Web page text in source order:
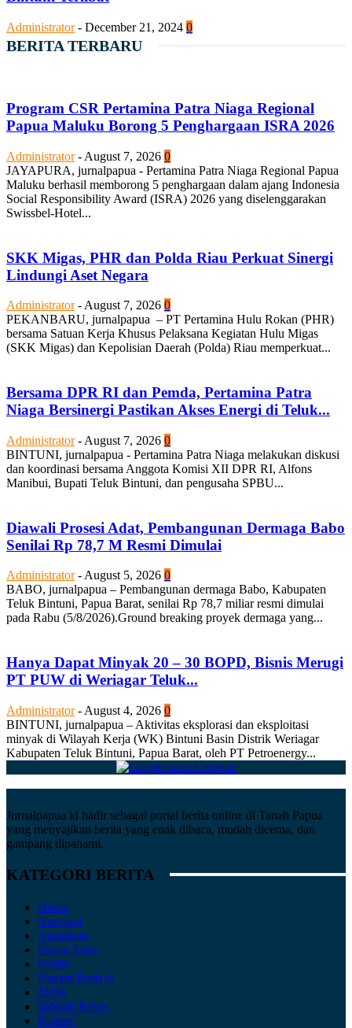
Administrator - December 21, 2024 0
BERITA TERBARU
Program CSR Pertamina Patra Niaga Regional
Papua Maluku Borong 5 Penghargaan ISRA 2026
Administrator - August 7, 2026 0
JAYAPURA, jurnalpapua - Pertamina Patra Niaga Regional Papua
Maluku berhasil memborong 5 penghargaan dalam ajang Indonesia
Social Responsibility Award (ISRA) 2026 yang diselenggarakan
Swissbel-Hotel...
SKK Migas, PHR dan Polda Riau Perkuat Sinergi
Lindungi Aset Negara
Administrator -August 7, 2026 0
PEKANBARU, jurnalpapua – PT Pertamina Hulu Rokan (PHR)
bersama Satuan Kerja Khusus Pelaksana Kegiatan Hulu Migas
(SKK Migas) dan Kepolisian Daerah (Polda) Riau memperkuat...
Bersama DPR RI dan Pemda, Pertamina Patra
Niaga Bersinergi Pastikan Akses Energi di Teluk...
Administrator - August 7, 2026 0
BINTUNI, jurnalpapua - Pertamina Patra Niaga melakukan diskusi
dan koordinasi bersama Anggota Komisi XII DPR RI, Alfons
Manibui, Bupati Teluk Bintuni, dan pengusaha SPBU...
Diawali Prosesi Adat, Pembangunan Dermaga Babo
Senilai Rp 78,7 M Resmi Dimulai
Administrator - August 5, 2026 0
BABO, jurnalpapua – Pembangunan dermaga Babo, Kabupaten
Teluk Bintuni, Papua Barat, senilai Rp 78,7 miliar resmi dimulai
pada Rabu (5/8/2026).Ground breaking proyek dermaga yang...
Hanya Dapat Minyak 20 – 30 BOPD, Bisnis Merugi
PT PUW di Weriagar Teluk...
Administrator - August 4, 2026 0
BINTUNI, jurnalpapua – Aktivitas eksplorasi dan eksploitasi
minyak di Wilayah Kerja (WK) Bintuni Basin Distrik Weriagar
Kabupaten Teluk Bintuni, Papua Barat, oleh PT Petroenergy...
Jurnalpapua.id hadir sebagai portal berita online di Tanah Papua
yang menyajikan berita yang enak dibaca, mudah dicerna, dan
gampang dipahami.
KATEGORI BERITA
Home
Nasional
Nusantara
Papua Raya
Politik
Ragam Budaya
Ekbis
Indepth News
Feature